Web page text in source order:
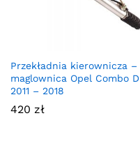
Przekładnia kierownicza –
maglownica Opel Combo D
2011 – 2018
420 zł